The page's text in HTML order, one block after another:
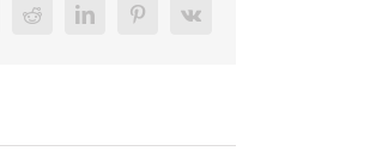
Reddit LinkedInPinterest
Vk